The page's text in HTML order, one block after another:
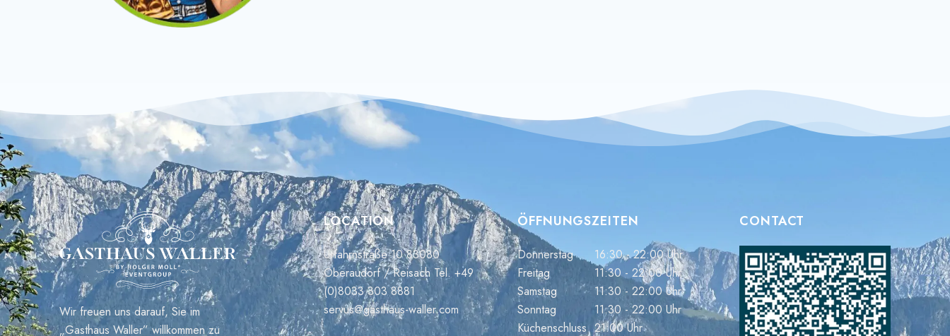
Wir freuen uns darauf, Sie im
„Gasthaus Waller” willkommen zu
LOCATION
Urfahrnstraße 10 83080
Oberaudorf / Reisach Tel. +49
(0)8033 303 8881
servus@gasthaus-waller.com
ÖFFNUNGSZEITEN
Donnerstag
16:30 - 22:00 Uhr
Freitag
11:30 - 22:00 Uhr
Samstag
11:30 - 22:00 Uhr
Sonntag
11:30 - 22:00 Uhr
Küchenschluss 21:00 Uhr
CONTACT